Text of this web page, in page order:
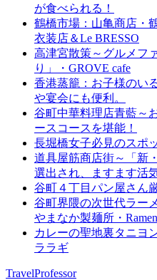
が食べられる！
鶴橋市場：山亀商店・
衣装店＆Le BRESSO
高津宮散策～グルメフ
り」・GROVE cafe
香港蒸籠：お子様のい
や宴会にも便利。
谷町中華料理店青藍～
ースコースを堪能！
長堀橋女子必見のスポ
道具屋筋商店街～「新
選出され、ますます活
谷町４丁目パン屋さん
谷町界隈の次世代ラー
やまなか製麺所・
カレーの聖地裏タニヨ
ララギ
TravelProfessor